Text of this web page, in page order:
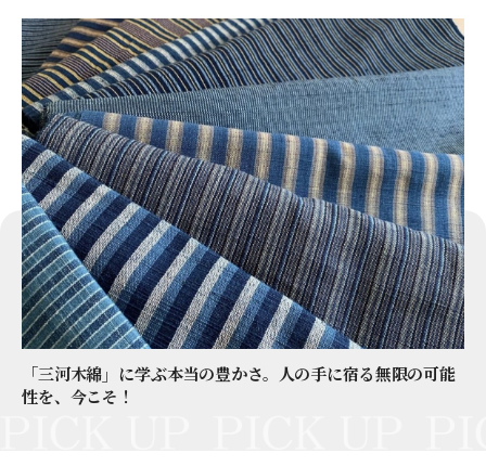
「三河木綿」に学ぶ本当の豊かさ。人の手に宿る無限の可能
性を、今こそ！